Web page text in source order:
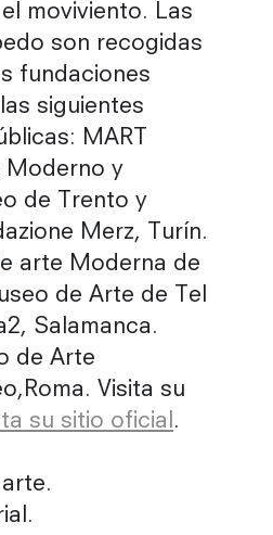
moviviento. Las
son recogidas
fundaciones
siguientes
MART
Moderno y
de Trento y
Merz, Turín.
arte Moderna de
de Arte de Tel
Salamanca.
de Arte
Visita su
su sitio oficial .